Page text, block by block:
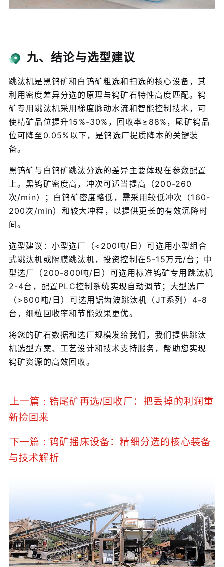
九、结论与选型建议
跳汰机是黑钨矿和白钨矿粗选和扫选的核心设备，其
利用密度差异分选的原理与钨矿石特性高度匹配。钨
矿专用跳汰机采用梯度脉动水流和智能控制技术，可
使精矿品位提升15%-30%，回收率≥88%，尾矿钨品
位可降至0.05%以下，是钨选厂提质降本的关键装
备。
黑钨矿与白钨矿跳汰分选的差异主要体现在参数配置
上。黑钨矿密度高，冲次可适当提高（200-260
次/min）；白钨矿密度略低，需采用较低冲次（160-
200次/min）和较大冲程，以提供更长的有效沉降时
间。
选型建议：小型选厂（<200吨/日）可选用小型组合
式跳汰机或隔膜跳汰机，投资控制在5-15万元/台；中
型选厂（200-800吨/日）可选用标准钨矿专用跳汰机
2-4台，配置PLC控制系统实现自动调节；大型选厂
（>800吨/日）可选用锯齿波跳汰机（JT系列）4-8
台，细粒回收率和节能效果更优。
将您的矿石数据和选厂规模发给我们，我们提供跳汰
机选型方案、工艺设计和技术支持服务，帮助您实现
钨矿资源的高效回收。
上一篇 : 锆尾矿再选/回收厂：把丢掉的利润重
新捡回来
下一篇 : 钨矿摇床设备：精细分选的核心装备
与技术解析